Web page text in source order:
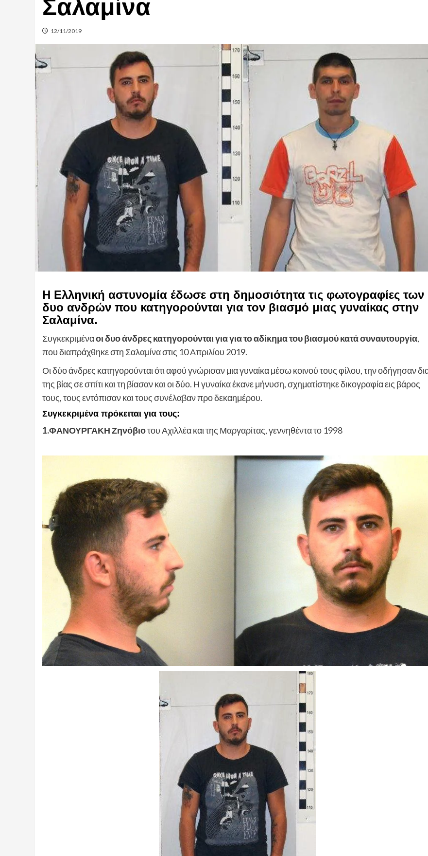
Σαλαμίνα
12/11/2019
Η Ελληνική αστυνομία έδωσε στη δημοσιότητα τις φωτογραφίες των
δυο ανδρών που κατηγορούνται για τον βιασμό μιας γυναίκας στην
Σαλαμίνα.
Συγκεκριμέναοι δυο άνδρες κατηγορούνται για για το αδίκημα του βιασμού κατά συναυτουργία,
που διαπράχθηκε στη Σαλαμίνα στις 10 Απριλίου 2019.
Οι δύο άνδρες κατηγορούνται ότι αφού γνώρισαν μια γυναίκα μέσω κοινού τους φίλου, την οδήγησαν
της βίας σε σπίτι και τη βίασαν και οι δύο. Η γυναίκα έκανε μήνυση, σχηματίστηκε δικογραφία εις βάρος
τους, τους εντόπισαν και τους συνέλαβαν προ δεκαημέρου.
Συγκεκριμένα πρόκειται για τους:
1.ΦΑΝΟΥΡΓΑΚΗ Ζηνόβιοτου Αχιλλέα και της Μαργαρίτας, γεννηθέντα το 1998